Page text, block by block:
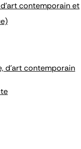
contemporain et
d'art contemporain